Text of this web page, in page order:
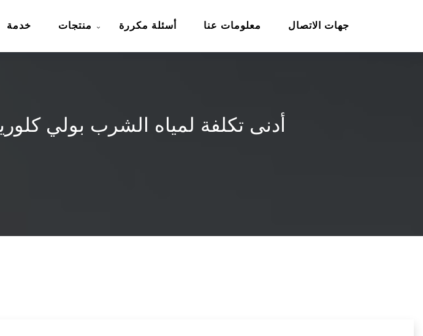
خدمة منتجات أسئلة مكررة معلومات عنا جهات الاتصال
أدنى تكلفة لمياه الشرب بولي